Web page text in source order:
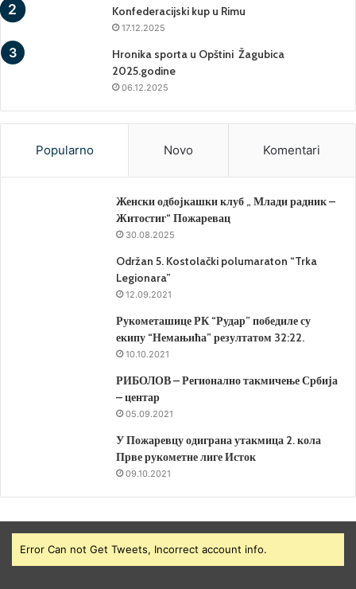
Konfederacijski kup u Rimu
17.12.2025
Hronika sporta u Opštini Žagubica
2025.godine
06.12.2025
Popularno Novo Komentari
Женски одбојкашки клуб „ Млади радник –
Житостиг“ Пожаревац
30.08.2025
Održan 5. Kostolački polumaraton “Trka
Legionara”
12.09.2021
Рукометашице РК “Рудар” победиле су
екипу “Немањића” резултатом 32:22.
10.10.2021
РИБОЛОВ – Регионално такмичење Србија
– центар
05.09.2021
У Пожаревцу одиграна утакмица 2. кола
Прве рукометне лиге Исток
09.10.2021
Error Can not Get Tweets, Incorrect account info.